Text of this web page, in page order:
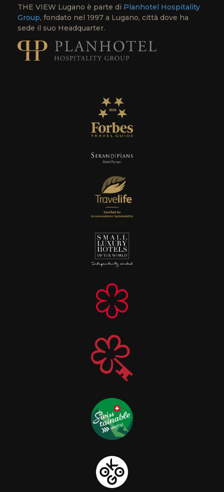
THE VIEW Lugano è parte di Planhotel Hospitality
Group, fondato nel 1997 a Lugano, città dove ha
sede il suo Headquarter.